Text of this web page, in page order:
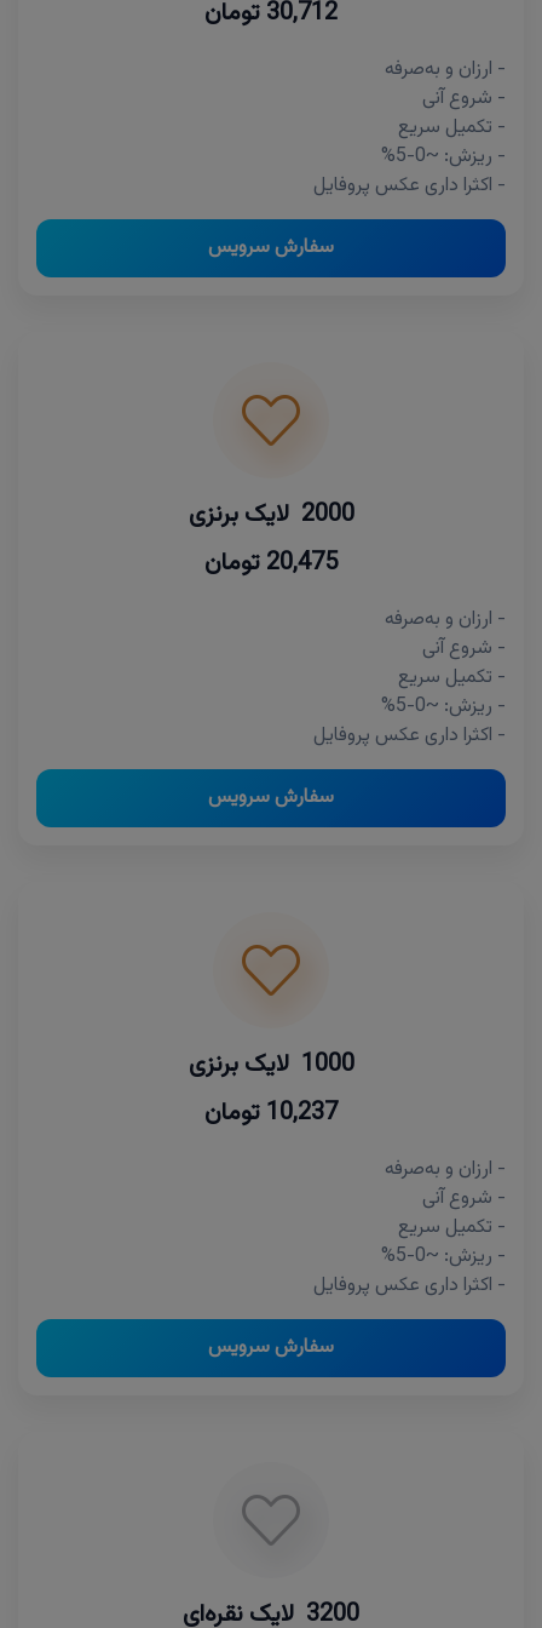
30,712 تومان
- ارزان و به‌صرفه
- شروع آنی
- تکمیل سریع
- ریزش: ~0-5%
- اکثرا داری عکس پروفایل
سفارش سرویس
2000 لایک برنزی
20,475 تومان
- ارزان و به‌صرفه
- شروع آنی
- تکمیل سریع
- ریزش: ~0-5%
- اکثرا داری عکس پروفایل
سفارش سرویس
1000 لایک برنزی
10,237 تومان
- ارزان و به‌صرفه
- شروع آنی
- تکمیل سریع
- ریزش: ~0-5%
- اکثرا داری عکس پروفایل
سفارش سرویس
3200 لایک نقره‌ای